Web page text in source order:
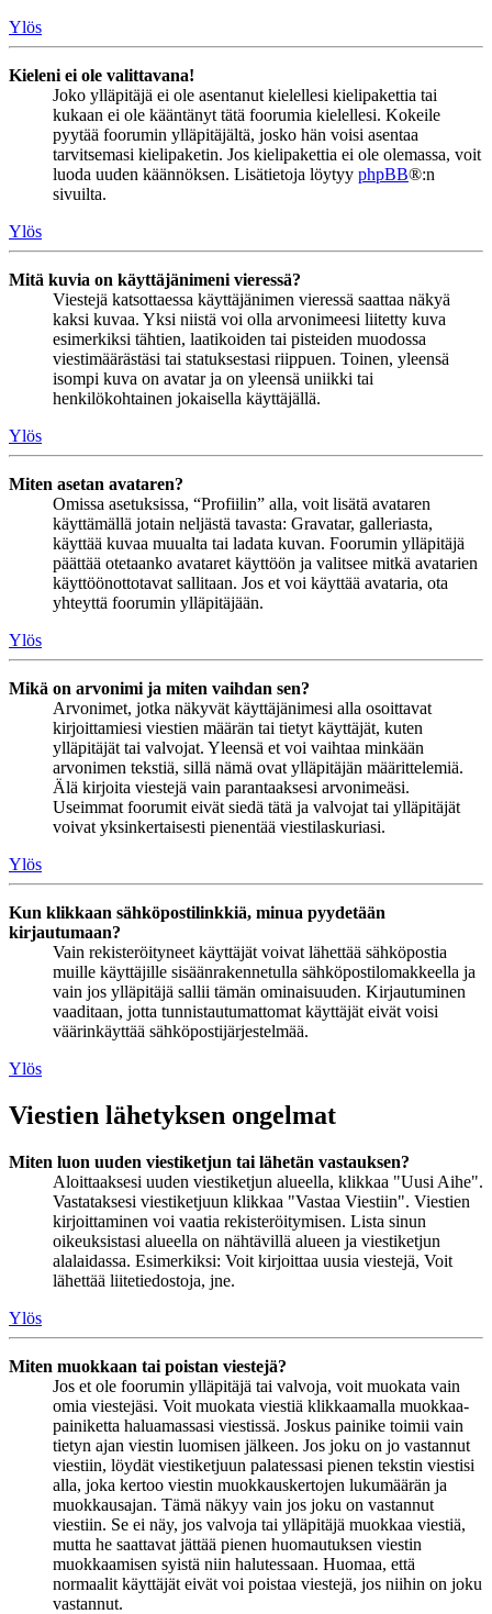
Ylös
Kieleni ei ole valittavana!
Joko ylläpitäjä ei ole asentanut kielellesi kielipakettia tai
kukaan ei ole kääntänyt tätä foorumia kielellesi. Kokeile
pyytää foorumin ylläpitäjältä, josko hän voisi asentaa
tarvitsemasi kielipaketin. Jos kielipakettia ei ole olemassa, voit
luoda uuden käännöksen. Lisätietoja löytyy phpBB®:n
sivuilta.
Ylös
Mitä kuvia on käyttäjänimeni vieressä?
Viestejä katsottaessa käyttäjänimen vieressä saattaa näkyä
kaksi kuvaa. Yksi niistä voi olla arvonimeesi liitetty kuva
esimerkiksi tähtien, laatikoiden tai pisteiden muodossa
viestimäärästäsi tai statuksestasi riippuen. Toinen, yleensä
isompi kuva on avatar ja on yleensä uniikki tai
henkilökohtainen jokaisella käyttäjällä.
Ylös
Miten asetan avataren?
Omissa asetuksissa, “Profiilin” alla, voit lisätä avataren
käyttämällä jotain neljästä tavasta: Gravatar, galleriasta,
käyttää kuvaa muualta tai ladata kuvan. Foorumin ylläpitäjä
päättää otetaanko avataret käyttöön ja valitsee mitkä avatarien
käyttöönottotavat sallitaan. Jos et voi käyttää avataria, ota
yhteyttä foorumin ylläpitäjään.
Ylös
Mikä on arvonimi ja miten vaihdan sen?
Arvonimet, jotka näkyvät käyttäjänimesi alla osoittavat
kirjoittamiesi viestien määrän tai tietyt käyttäjät, kuten
ylläpitäjät tai valvojat. Yleensä et voi vaihtaa minkään
arvonimen tekstiä, sillä nämä ovat ylläpitäjän määrittelemiä.
Älä kirjoita viestejä vain parantaaksesi arvonimeäsi.
Useimmat foorumit eivät siedä tätä ja valvojat tai ylläpitäjät
voivat yksinkertaisesti pienentää viestilaskuriasi.
Ylös
Kun klikkaan sähköpostilinkkiä, minua pyydetään
kirjautumaan?
Vain rekisteröityneet käyttäjät voivat lähettää sähköpostia
muille käyttäjille sisäänrakennetulla sähköpostilomakkeella ja
vain jos ylläpitäjä sallii tämän ominaisuuden. Kirjautuminen
vaaditaan, jotta tunnistautumattomat käyttäjät eivät voisi
väärinkäyttää sähköpostijärjestelmää.
Ylös
Viestien lähetyksen ongelmat
Miten luon uuden viestiketjun tai lähetän vastauksen?
Aloittaaksesi uuden viestiketjun alueella, klikkaa "Uusi Aihe".
Vastataksesi viestiketjuun klikkaa "Vastaa Viestiin". Viestien
kirjoittaminen voi vaatia rekisteröitymisen. Lista sinun
oikeuksistasi alueella on nähtävillä alueen ja viestiketjun
alalaidassa. Esimerkiksi: Voit kirjoittaa uusia viestejä, Voit
lähettää liitetiedostoja, jne.
Ylös
Miten muokkaan tai poistan viestejä?
Jos et ole foorumin ylläpitäjä tai valvoja, voit muokata vain
omia viestejäsi. Voit muokata viestiä klikkaamalla muokkaa-
painiketta haluamassasi viestissä. Joskus painike toimii vain
tietyn ajan viestin luomisen jälkeen. Jos joku on jo vastannut
viestiin, löydät viestiketjuun palatessasi pienen tekstin viestisi
alla, joka kertoo viestin muokkauskertojen lukumäärän ja
muokkausajan. Tämä näkyy vain jos joku on vastannut
viestiin. Se ei näy, jos valvoja tai ylläpitäjä muokkaa viestiä,
mutta he saattavat jättää pienen huomautuksen viestin
muokkaamisen syistä niin halutessaan. Huomaa, että
normaalit käyttäjät eivät voi poistaa viestejä, jos niihin on joku
vastannut.